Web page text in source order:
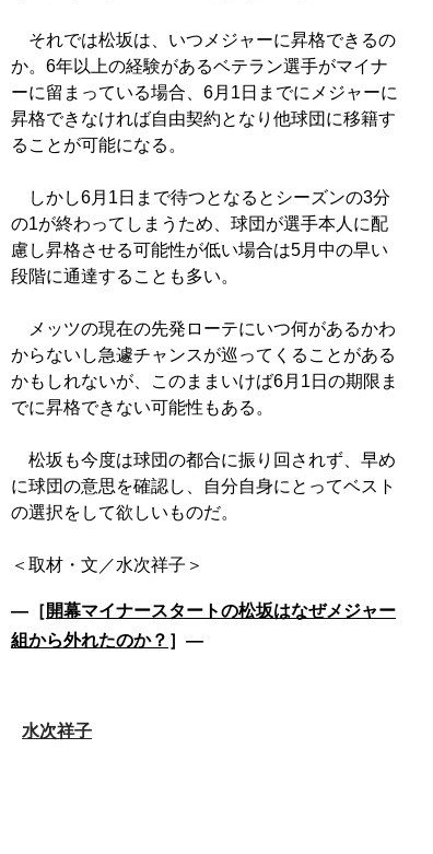
それでは松坂は、いつメジャーに昇格できるの
か。6年以上の経験があるベテラン選手がマイナ
ーに留まっている場合、6月1日までにメジャーに
昇格できなければ自由契約となり他球団に移籍す
ることが可能になる。
しかし6月1日まで待つとなるとシーズンの3分
の1が終わってしまうため、球団が選手本人に配
慮し昇格させる可能性が低い場合は5月中の早い
段階に通達することも多い。
メッツの現在の先発ローテにいつ何があるかわ
からないし急遽チャンスが巡ってくることがある
かもしれないが、このままいけば6月1日の期限ま
でに昇格できない可能性もある。
松坂も今度は球団の都合に振り回されず、早め
に球団の意思を確認し、自分自身にとってベスト
の選択をして欲しいものだ。
―［開幕マイナースタートの松坂はなぜメジャー
組から外れたのか？ ］―
水次祥子